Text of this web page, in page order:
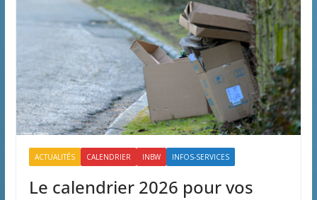
ACTUALITÉS CALENDRIER INBW INFOS-SERVICES
Le calendrier 2026 pour vos